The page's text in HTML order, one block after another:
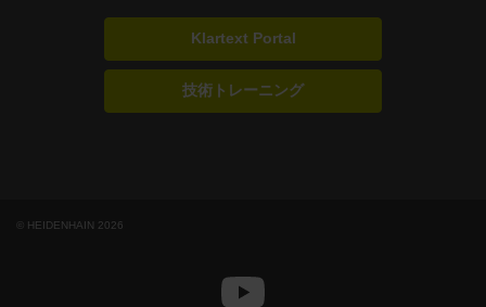
Klartext Portal
技術トレーニング
© HEIDENHAIN 2026